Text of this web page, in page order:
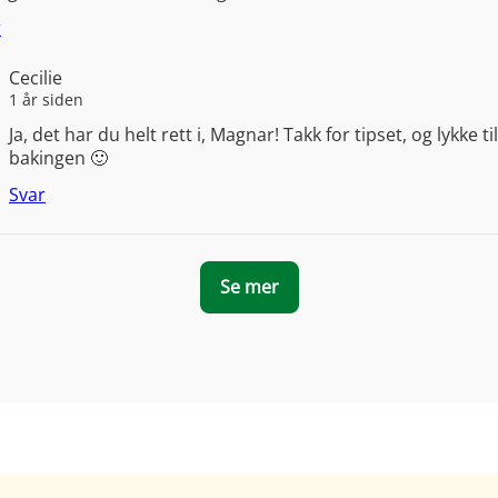
Cecilie
1 år siden
Ja, det har du helt rett i, Magnar! Takk for tipset, og lykke
bakingen 🙂
Svar
Se mer